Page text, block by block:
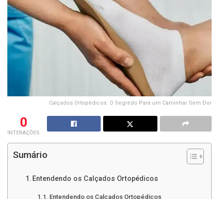
Calçados Ortopédicos: O Segredo Para um Caminhar Sem Dor
0
INTERAÇÕES
Sumário
Entendendo os Calçados Ortopédicos
Entendendo os Calçados Ortopédicos